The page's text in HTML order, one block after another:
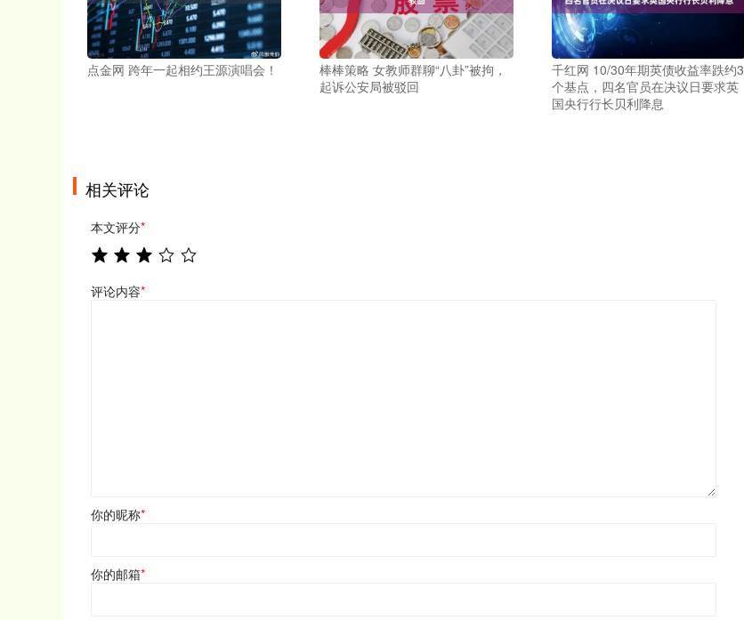
点金网 跨年一起相约王源演唱会！
棒棒策略 女教师群聊“八卦”被拘，
起诉公安局被驳回
千红网 10/30年期英债收益率跌约3
个基点，四名官员在决议日要求英
国央行行长贝利降息
相关评论
本文评分*
评论内容*
你的昵称*
你的邮箱*